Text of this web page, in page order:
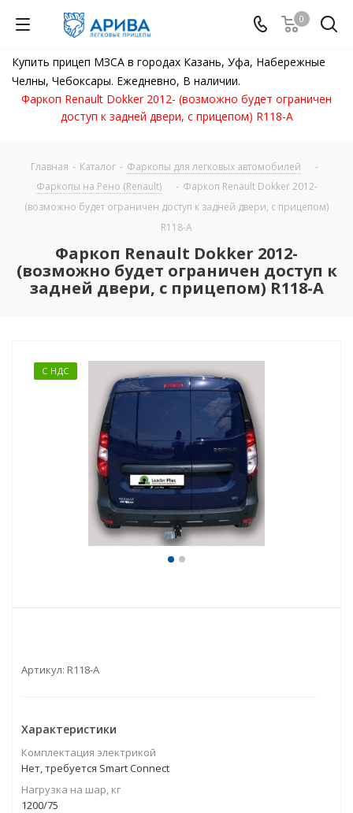
0
Купить прицеп МЗСА в городах Казань, Уфа, Набережные
Челны, Чебоксары. Ежедневно, В наличии.
Фаркоп Renault Dokker 2012- (возможно будет ограничен
доступ к задней двери, с прицепом) R118-A
Главная - Каталог - Фаркопы для легковых автомобилей
-
Фаркопы на Рено (Renault)
- Фаркоп Renault Dokker 2012-
(возможно будет ограничен доступ к задней двери, с прицепом)
R118-A
Фаркоп Renault Dokker 2012-
(возможно будет ограничен доступ к
задней двери, с прицепом) R118-A
С НДС
Артикул: R118-A
Характеристики
Комплектация электрикой
Нет, требуется Smart Connect
Нагрузка на шар, кг
1200/75